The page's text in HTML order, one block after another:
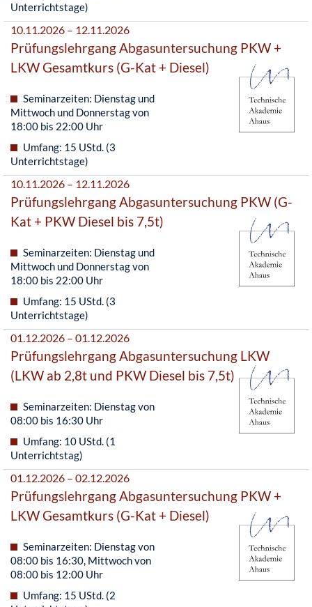
Unterrichtstage)
10.11.2026 – 12.11.2026
Prüfungslehrgang Abgasuntersuchung PKW +
LKW Gesamtkurs (G-Kat + Diesel)
Seminarzeiten: Dienstag und
Mittwoch und Donnerstag von
18:00 bis 22:00 Uhr
Umfang: 15 UStd. (3
Unterrichtstage)
10.11.2026 – 12.11.2026
Prüfungslehrgang Abgasuntersuchung PKW (G-
Kat + PKW Diesel bis 7,5t)
Seminarzeiten: Dienstag und
Mittwoch und Donnerstag von
18:00 bis 22:00 Uhr
Umfang: 15 UStd. (3
Unterrichtstage)
01.12.2026 – 01.12.2026
Prüfungslehrgang Abgasuntersuchung LKW
(LKW ab 2,8t und PKW Diesel bis 7,5t)
Seminarzeiten: Dienstag von
08:00 bis 16:30 Uhr
Umfang: 10 UStd. (1
Unterrichtstag)
01.12.2026 – 02.12.2026
Prüfungslehrgang Abgasuntersuchung PKW +
LKW Gesamtkurs (G-Kat + Diesel)
Seminarzeiten: Dienstag von
08:00 bis 16:30, Mittwoch von
08:00 bis 12:00 Uhr
Umfang: 15 UStd. (2